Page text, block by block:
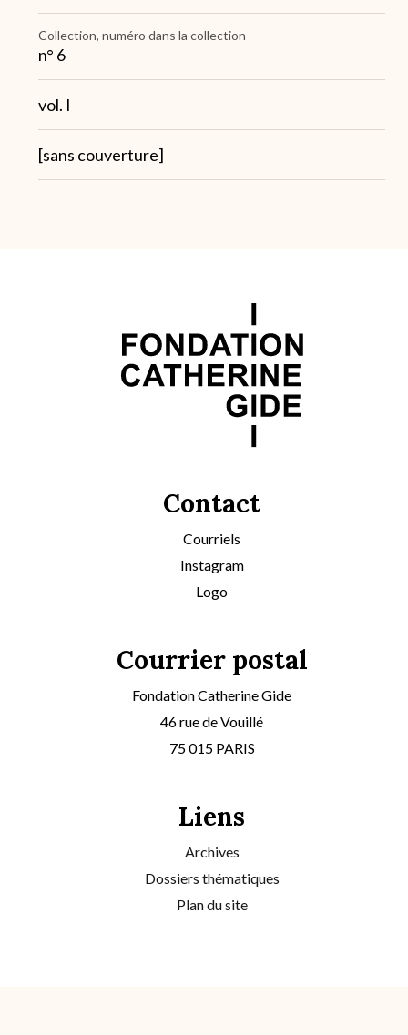
Collection, numéro dans la collection
n° 6
Note
vol. I
Note
4
[sans couverture]
Contact
Courriels
Instagram
Logo
Courrier postal
Fondation Catherine Gide
46 rue de Vouillé
75 015 PARIS
Liens
Archives
Dossiers thématiques
Plan du site